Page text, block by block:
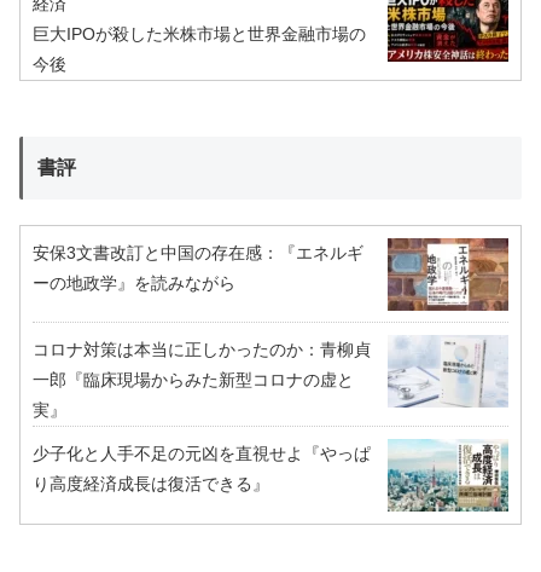
経済
巨大IPOが殺した米株市場と世界金融市場の
今後
書評
安保3文書改訂と中国の存在感：『エネルギ
ーの地政学』を読みながら
コロナ対策は本当に正しかったのか：青柳貞
一郎『臨床現場からみた新型コロナの虚と
実』
少子化と人手不足の元凶を直視せよ『やっぱ
り高度経済成長は復活できる』